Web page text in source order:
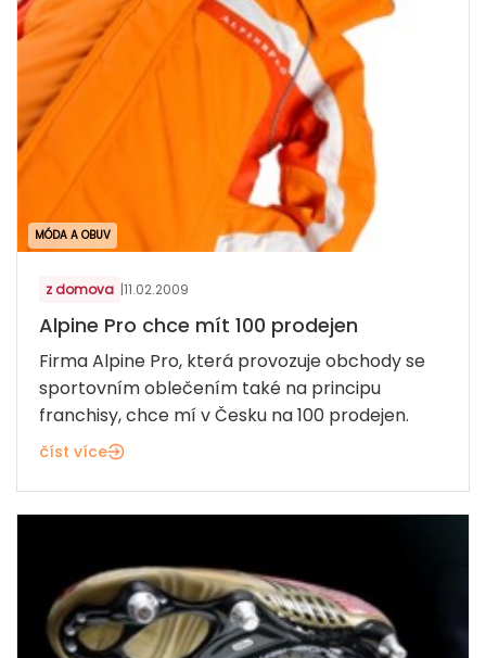
MÓDA A OBUV
z domova |11.02.2009
Alpine Pro chce mít 100 prodejen
Firma Alpine Pro, která provozuje obchody se
sportovním oblečením také na principu
franchisy, chce mí v Česku na 100 prodejen.
číst více